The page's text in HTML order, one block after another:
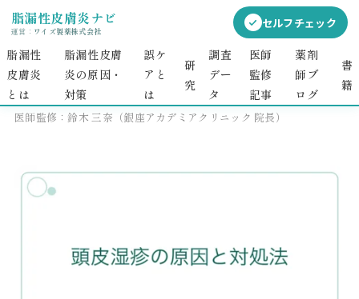
脂漏性皮膚炎ナビ
運営： ワイズ製薬株式会社
セルフチェック
脂漏性
皮膚炎
とは
脂漏性皮膚
炎の原因・
対策​​
誤ケ
アと
は
研
究
調査
デー
タ
医師
監修
記事
薬剤
師ブ
ログ
書
籍
2026.07.15
掲載日：2026年6月11日
更新日：2026年7月15日
医師監修：鈴木 三奈（銀座アカデミアクリニック 院長）